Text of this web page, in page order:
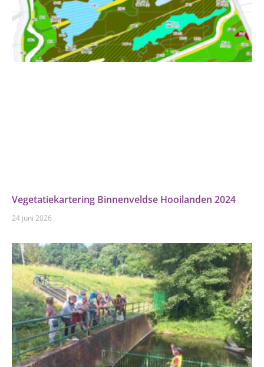
Vegetatiekartering Binnenveldse Hooilanden 2024
24 juni 2026